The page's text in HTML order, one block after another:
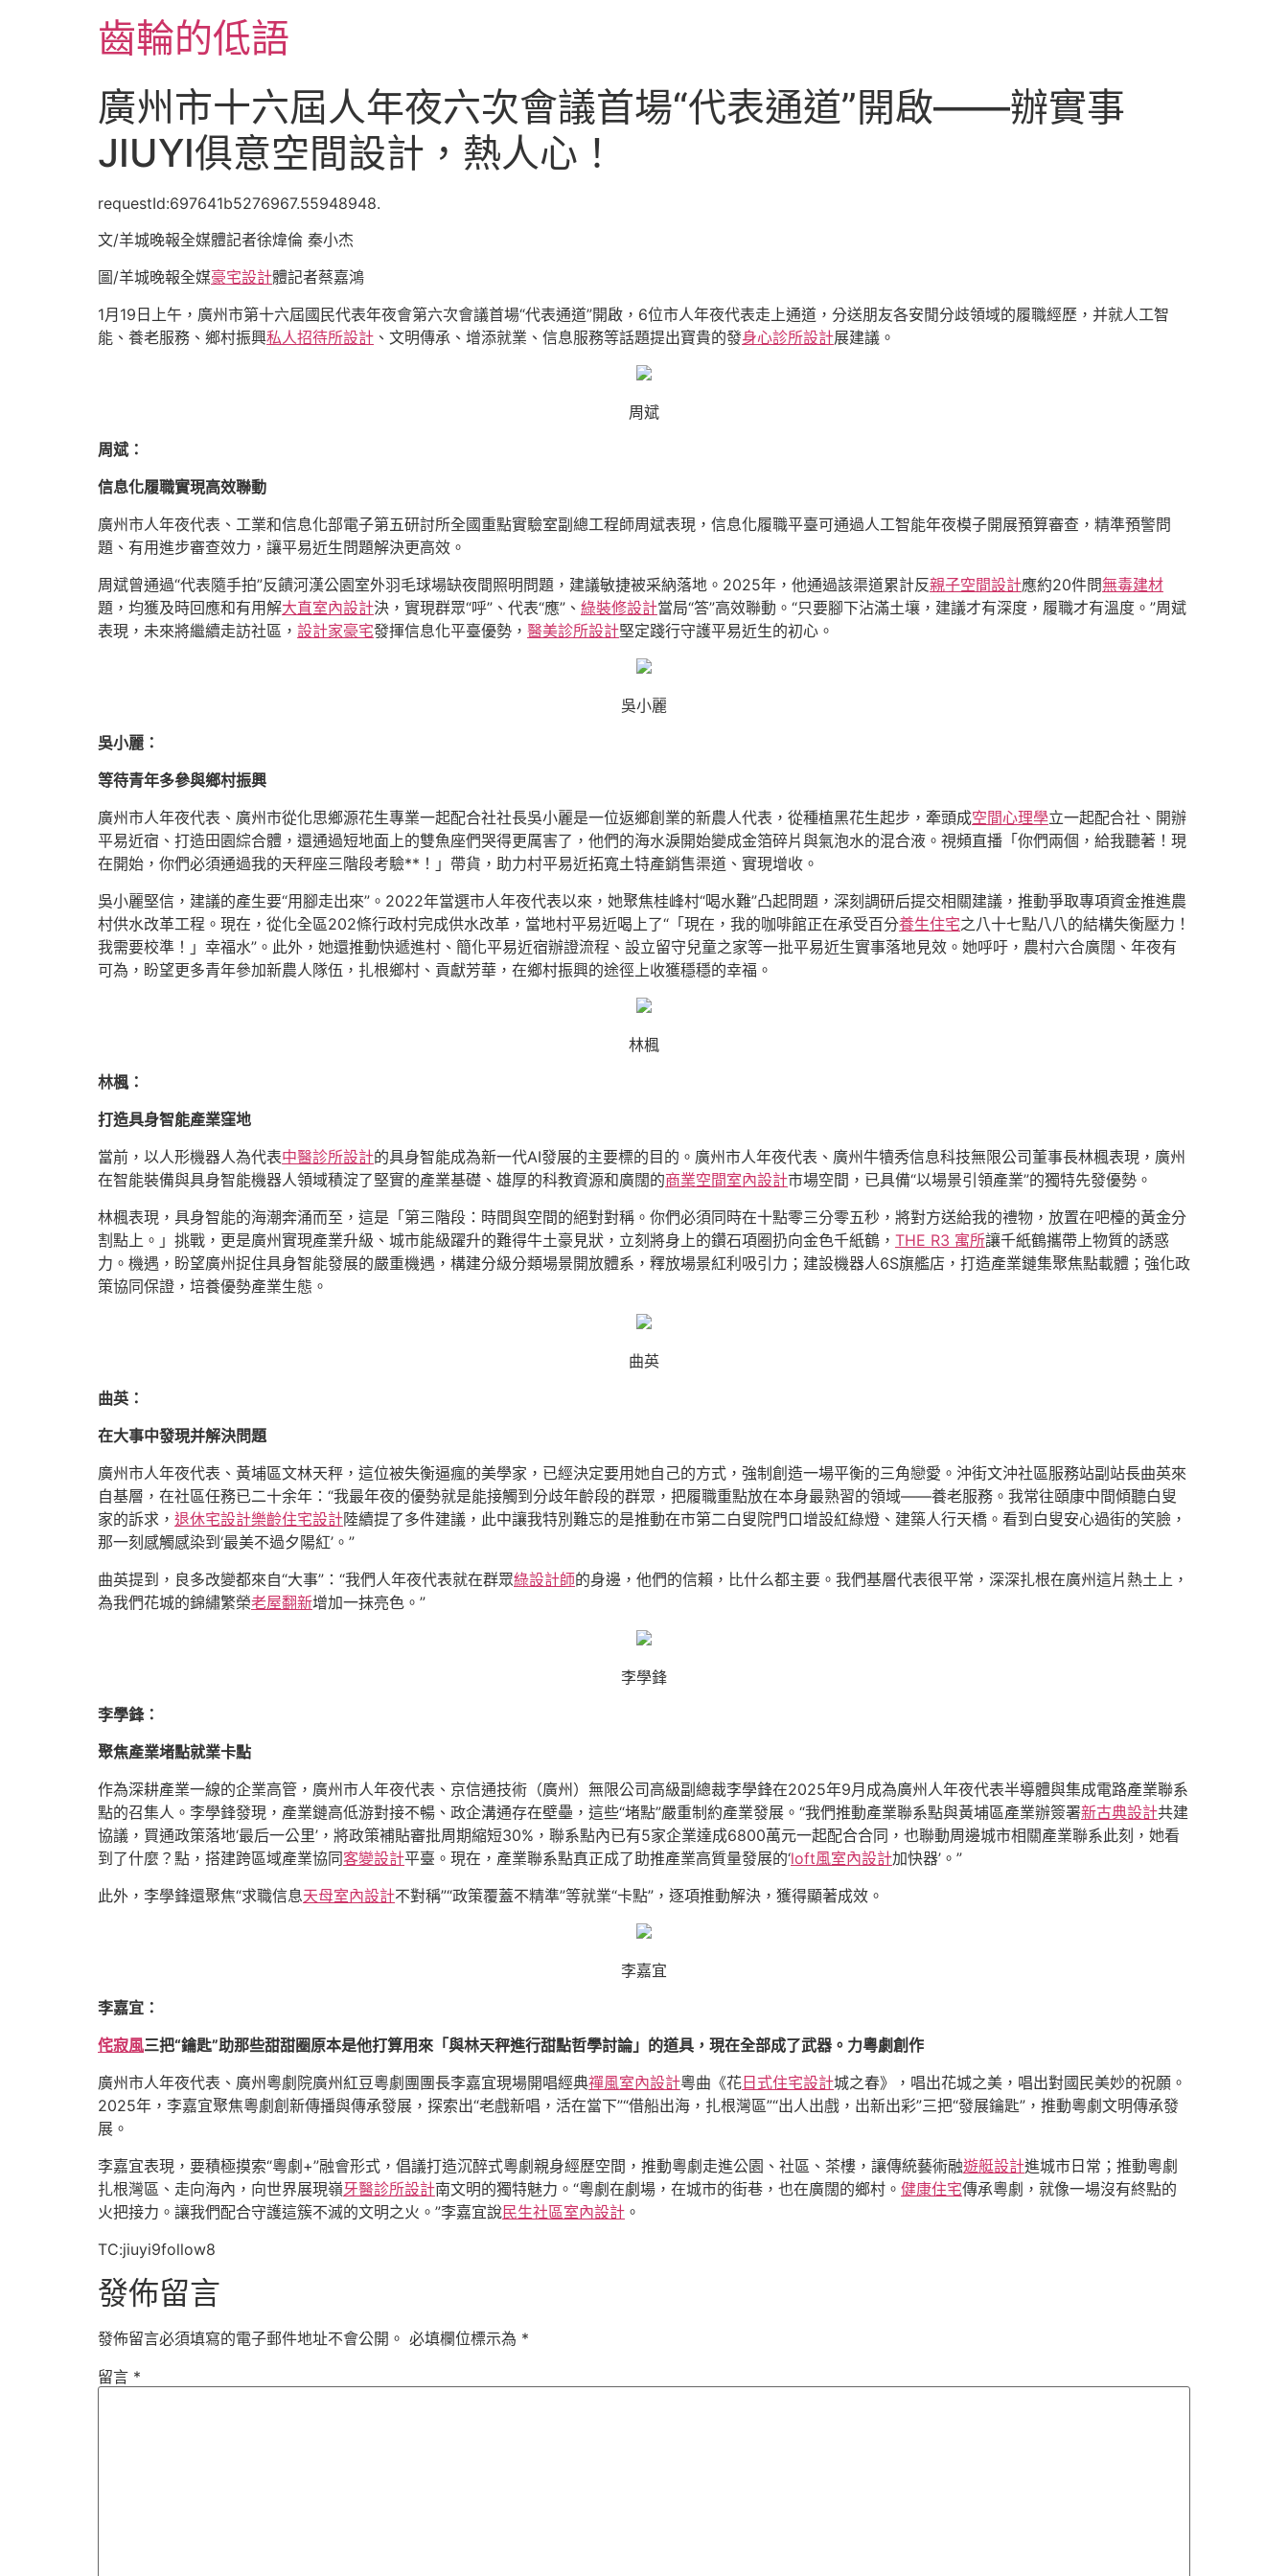
齒輪的低語
廣州市十六屆人年夜六次會議首場“代表通道”開啟——辦實事
JIUYI俱意空間設計，熱人心！
requestId:697641b5276967.55948948.
文/羊城晚報全媒體記者徐煒倫 秦小杰
圖/羊城晚報全媒豪宅設計體記者蔡嘉鴻
1月19日上午，廣州市第十六屆國民代表年夜會第六次會議首場“代表通道”開啟，6位市人年夜代表走上通道，分送朋友各安閒分歧領域的履職經歷，并就人工智
能、養老服務、鄉村振興私人招待所設計 、文明傳承、增添就業、信息服務等話題提出寶貴的發身心診所設計展建議。
周斌
周斌：
信息化履職實現高效聯動
廣州市人年夜代表、工業和信息化部電子第五研討所全國重點實驗室副總工程師周斌表現，信息化履職平臺可通過人工智能年夜模子開展預算審查，精準預警問
題、有用進步審查效力，讓平易近生問題解決更高效。
周斌曾通過“代表隨手拍”反饋河漢公園室外羽毛球場缺夜間照明問題，建議敏捷被采納落地。2025年，他通過該渠道累計反親子空間設計應約20件問無毒建材
題，均獲及時回應和有用解大直室內設計決，實現群眾“呼”、代表“應”、 綠裝修設計當局“答”高效聯動。“只要腳下沾滿土壤，建議才有深度，履職才有溫度。”周斌
表現，未來將繼續走訪社區， 設計家豪宅發揮信息化平臺優勢， 醫美診所設計堅定踐行守護平易近生的初心。
吳小麗
吳小麗：
等待青年多參與鄉村振興
廣州市人年夜代表、廣州市從化思鄉源花生專業一起配合社社長吳小麗是一位返鄉創業的新農人代表，從種植黑花生起步，牽頭成空間心理學立一起配合社、開辦
平易近宿、打造田園綜合體，還通過短地面上的雙魚座們哭得更厲害了，他們的海水淚開始變成金箔碎片與氣泡水的混合液。視頻直播「你們兩個，給我聽著！現
在開始，你們必須通過我的天秤座三階段考驗**！」帶貨，助力村平易近拓寬土特產銷售渠道、實現增收。
吳小麗堅信，建議的產生要“用腳走出來”。2022年當選市人年夜代表以來，她聚焦桂峰村“喝水難”凸起問題，深刻調研后提交相關建議，推動爭取專項資金推進農
村供水改革工程。現在，從化全區202條行政村完成供水改革，當地村平易近喝上了“「現在，我的咖啡館正在承受百分養生住宅之八十七點八八的結構失衡壓力！
我需要校準！」幸福水”。此外，她還推動快遞進村、簡化平易近宿辦證流程、設立留守兒童之家等一批平易近生實事落地見效。她呼吁，農村六合廣闊、年夜有
可為，盼望更多青年參加新農人隊伍，扎根鄉村、貢獻芳華，在鄉村振興的途徑上收獲穩穩的幸福。
林楓
林楓：
打造具身智能產業窪地
當前，以人形機器人為代表中醫診所設計的具身智能成為新一代AI發展的主要標的目的。廣州市人年夜代表、廣州牛犢秀信息科技無限公司董事長林楓表現，廣州
在智能裝備與具身智能機器人領域積淀了堅實的產業基礎、雄厚的科教資源和廣闊的商業空間室內設計市場空間，已具備“以場景引領產業”的獨特先發優勢。
林楓表現，具身智能的海潮奔涌而至，這是「第三階段：時間與空間的絕對對稱。你們必須同時在十點零三分零五秒，將對方送給我的禮物，放置在吧檯的黃金分
割點上。」挑戰，更是廣州實現產業升級、城市能級躍升的難得牛土豪見狀，立刻將身上的鑽石項圈扔向金色千紙鶴， THE R3 寓所讓千紙鶴攜帶上物質的誘惑
力。機遇，盼望廣州捉住具身智能發展的嚴重機遇，構建分級分類場景開放體系，釋放場景紅利吸引力；建設機器人6S旗艦店，打造產業鏈集聚焦點載體；強化政
策協同保證，培養優勢產業生態。
曲英
曲英：
在大事中發現并解決問題
廣州市人年夜代表、黃埔區文林天秤，這位被失衡逼瘋的美學家，已經決定要用她自己的方式，強制創造一場平衡的三角戀愛。沖街文沖社區服務站副站長曲英來
自基層，在社區任務已二十余年：“我最年夜的優勢就是能接觸到分歧年齡段的群眾，把履職重點放在本身最熟習的領域——養老服務。我常往頤康中間傾聽白叟
家的訴求， 退休宅設計樂齡住宅設計陸續提了多件建議，此中讓我特別難忘的是推動在市第二白叟院門口增設紅綠燈、建築人行天橋。看到白叟安心過街的笑臉，
那一刻感觸感染到‘最美不過夕陽紅’。”
曲英提到，良多改變都來自“大事”：“我們人年夜代表就在群眾綠設計師的身邊，他們的信賴，比什么都主要。我們基層代表很平常，深深扎根在廣州這片熱土上，
為我們花城的錦繡繁榮老屋翻新增加一抹亮色。”
李學鋒
李學鋒：
聚焦產業堵點就業卡點
作為深耕產業一線的企業高管，廣州市人年夜代表、京信通技術（廣州）無限公司高級副總裁李學鋒在2025年9月成為廣州人年夜代表半導體與集成電路產業聯系
點的召集人。李學鋒發現，產業鏈高低游對接不暢、政企溝通存在壁壘，這些“堵點”嚴重制約產業發展。“我們推動產業聯系點與黃埔區產業辦簽署新古典設計共建
協議，買通政策落地‘最后一公里’，將政策補貼審批周期縮短30%，聯系點內已有5家企業達成6800萬元一起配合合同，也聯動周邊城市相關產業聯系此刻，她看
到了什麼？點，搭建跨區域產業協同客變設計平臺。現在，產業聯系點真正成了助推產業高質量發展的‘loft風室內設計加快器’。”
此外，李學鋒還聚焦“求職信息天母室內設計不對稱”“政策覆蓋不精準”等就業“卡點”，逐項推動解決，獲得顯著成效。
李嘉宜
李嘉宜：
侘寂風三把“鑰匙”助那些甜甜圈原本是他打算用來「與林天秤進行甜點哲學討論」的道具，現在全部成了武器。力粵劇創作
廣州市人年夜代表、廣州粵劇院廣州紅豆粵劇團團長李嘉宜現場開唱經典禪風室內設計粵曲《花 日式住宅設計城之春》，唱出花城之美，唱出對國民美妙的祝願。
2025年，李嘉宜聚焦粵劇創新傳播與傳承發展，探索出“老戲新唱，活在當下”“借船出海，扎根灣區”“出人出戲，出新出彩”三把“發展鑰匙”，推動粵劇文明傳承發
展。
李嘉宜表現，要積極摸索“粵劇+”融會形式，倡議打造沉醉式粵劇親身經歷空間，推動粵劇走進公園、社區、茶樓，讓傳統藝術融遊艇設計進城市日常；推動粵劇
扎根灣區、走向海內，向世界展現嶺牙醫診所設計南文明的獨特魅力。“粵劇在劇場，在城市的街巷，也在廣闊的鄉村。 健康住宅傳承粵劇，就像一場沒有終點的
火把接力。讓我們配合守護這簇不滅的文明之火。”李嘉宜說民生社區室內設計 。
TC:jiuyi9follow8
發佈留言
發佈留言必須填寫的電子郵件地址不會公開。 必填欄位標示為 *
留言 *